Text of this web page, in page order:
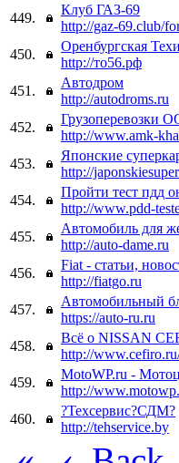
449.
Клуб ГАЗ-69
http://gaz-69.club/
450.
Оренбургская
http://то56.рф
451.
Автодром
http://autodroms.ru
452.
Грузоперевозки
http://www.amk-
453.
Японские
http://
454.
Пройти тест пдд
http://www.pdd-
455.
Автомобиль для
http://auto-dame.ru
456.
Fiat - статьи,
http://fiatgo.ru
457.
Автомобильный
https://auto-ru.ru
458.
Всё о NISSAN
http://
459.
MotoWP.ru -
http://
460.
?Техсервис?СДМ?
http://tehservice.by